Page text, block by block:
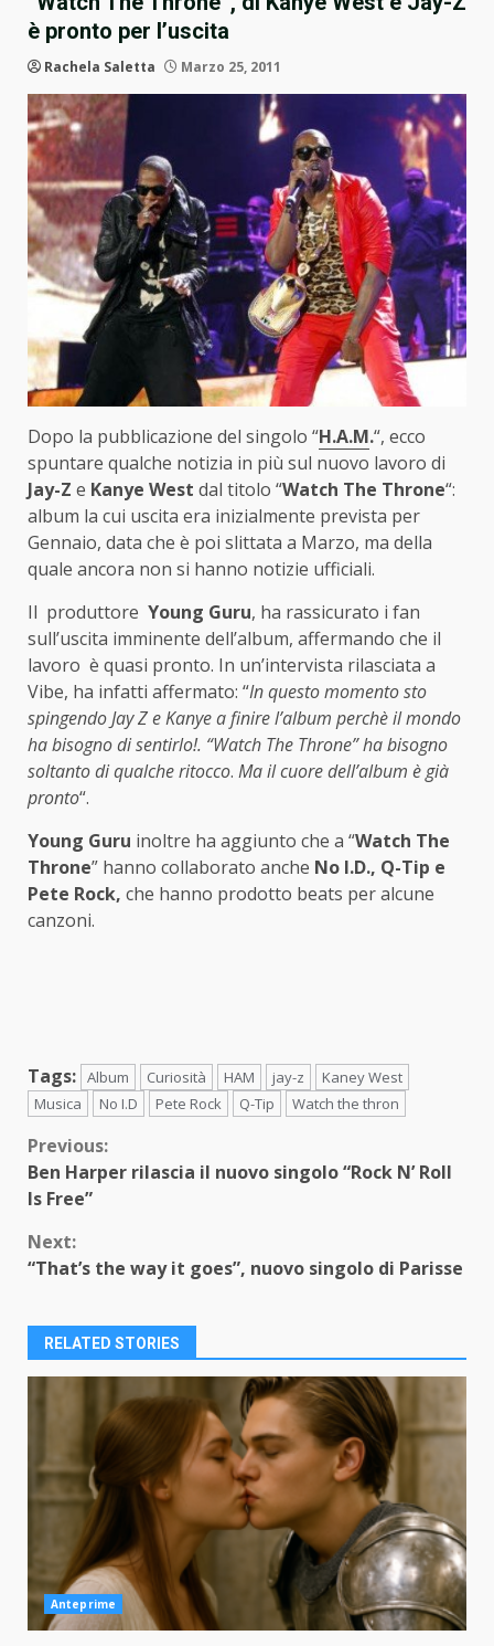
è pronto per l’uscita
Rachela Saletta Marzo 25, 2011
Dopo la pubblicazione del singolo “H.A.M.“, ecco
spuntare qualche notizia in più sul nuovo lavoro di
Jay-Z e Kanye West dal titolo “Watch The Throne“:
album la cui uscita era inizialmente prevista per
Gennaio, data che è poi slittata a Marzo, ma della
quale ancora non si hanno notizie ufficiali.
Il produttore Young Guru, ha rassicurato i fan
sull’uscita imminente dell’album, affermando che il
lavoro è quasi pronto. In un’intervista rilasciata a
Vibe, ha infatti affermato: “In questo momento sto
spingendo Jay Z e Kanye a finire l’album perchè il mondo
ha bisogno di sentirlo!. “Watch The Throne” ha bisogno
soltanto di qualche ritocco. Ma il cuore dell’album è già
pronto“.
Young Guru inoltre ha aggiunto che a “Watch The
Throne” hanno collaborato anche No I.D., Q-Tip e
Pete Rock, che hanno prodotto beats per alcune
canzoni.
Tags: Album Curiosità HAM jay-z
Kaney West
Musica
No I.D Pete Rock Q-Tip Watch the thron
Continue
Reading
Previous:
Ben Harper rilascia il nuovo singolo “Rock N’ Roll
Is Free”
Next:
“That’s the way it goes”, nuovo singolo di Parisse
RELATED STORIES
Anteprime